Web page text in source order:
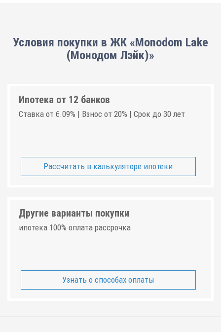
Условия покупки в ЖК «Monodom Lake
(Монодом Лэйк)»
Ипотека от 12 банков
Ставка от 6.09% | Взнос от 20% | Срок до 30 лет
Рассчитать в калькуляторе ипотеки
Другие варианты покупки
ипотека 100% оплата рассрочка
Узнать о способах оплаты